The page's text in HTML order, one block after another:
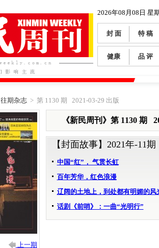
2026年08月08日 星
封 面 特 稿
健康 品 评
往期杂志> 第 1130 期 2021-03-29 出版
上一期
《新民周刊》第 1130 期
【封面故事】 2021年-11期
中国“红”， 气贯长虹
百年芳华，红色浪漫
辽阔的土地上，到处都有明媚的风
话剧《前哨》：一曲“光明行”